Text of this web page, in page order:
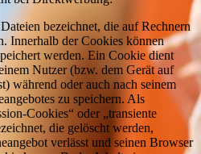
bezeichnet, die auf Rechnern
Innerhalb der Cookies können
werden. Ein Cookie dient
Nutzer (bzw. dem Gerät auf
während oder auch nach seinem
zu speichern. Als
Cookies“ oder „transiente
die gelöscht werden,
verlässt und seinen Browser